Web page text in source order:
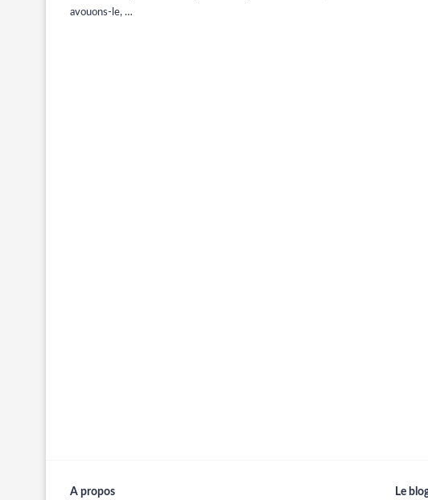
avouons-le, …
A propos Le